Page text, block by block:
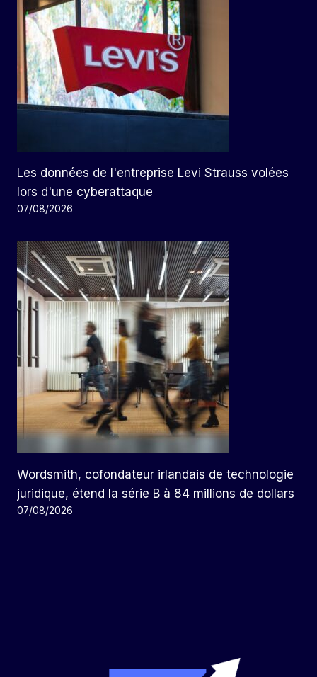
Les données de l'entreprise Levi Strauss volées
lors d'une cyberattaque
07/08/2026
Wordsmith, cofondateur irlandais de technologie
juridique, étend la série B à 84 millions de dollars
07/08/2026